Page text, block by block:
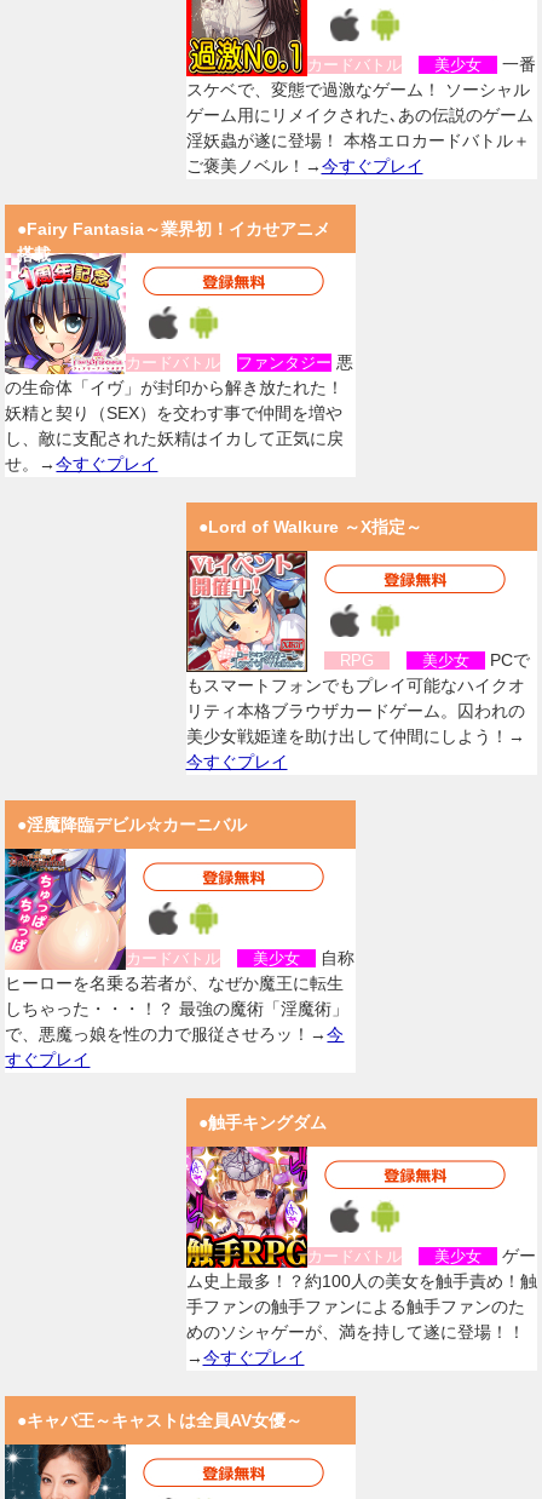
カードバトル 美少女
一番
スケベで、変態で過激なゲーム！ ソーシャル
ゲーム用にリメイクされた､あの伝説のゲーム
淫妖蟲が遂に登場！ 本格エロカードバトル＋
ご褒美ノベル！→今すぐプレイ
●Fairy Fantasia～業界初！イカせアニメ
搭載
カードバトル ファンタジー 悪
の生命体「イヴ」が封印から解き放たれた！
妖精と契り（SEX）を交わす事で仲間を増や
し、敵に支配された妖精はイカして正気に戻
せ。→今すぐプレイ
●Lord of Walkure ～X指定～
RPG 美少女
PCで
もスマートフォンでもプレイ可能なハイクオ
リティ本格ブラウザカードゲーム。囚われの
美少女戦姫達を助け出して仲間にしよう！→
今すぐプレイ
●淫魔降臨デビル☆カーニバル
カードバトル 美少女
自称
ヒーローを名乗る若者が、なぜか魔王に転生
しちゃった・・・！？ 最強の魔術「淫魔術」
で、悪魔っ娘を性の力で服従させろッ！→今
すぐプレイ
●触手キングダム
カードバトル 美少女
ゲー
ム史上最多！？約100人の美女を触手責め！触
手ファンの触手ファンによる触手ファンのた
めのソシャゲーが、満を持して遂に登場！！
→今すぐプレイ
●キャバ王～キャストは全員AV女優～